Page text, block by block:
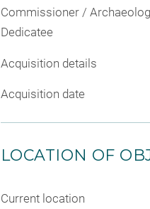
Commissioner /
Dedicatee
Acquisition details
Acquisition date
LOCATION OF
Current location